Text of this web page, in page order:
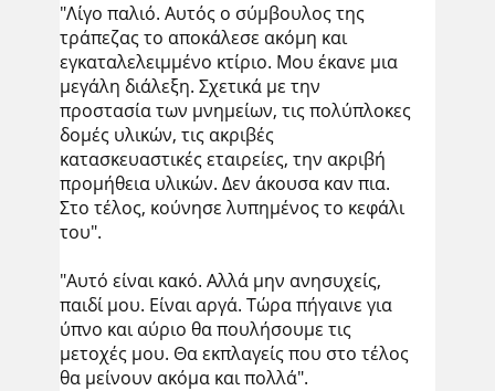
"Λίγο παλιό. Αυτός ο σύμβουλος της
τράπεζας το αποκάλεσε ακόμη και
εγκαταλελειμμένο κτίριο. Μου έκανε μια
μεγάλη διάλεξη. Σχετικά με την
προστασία των μνημείων, τις πολύπλοκες
δομές υλικών, τις ακριβές
κατασκευαστικές εταιρείες, την ακριβή
προμήθεια υλικών. Δεν άκουσα καν πια.
Στο τέλος, κούνησε λυπημένος το κεφάλι
του".
"Αυτό είναι κακό. Αλλά μην ανησυχείς,
παιδί μου. Είναι αργά. Τώρα πήγαινε για
ύπνο και αύριο θα πουλήσουμε τις
μετοχές μου. Θα εκπλαγείς που στο τέλος
θα μείνουν ακόμα και πολλά".